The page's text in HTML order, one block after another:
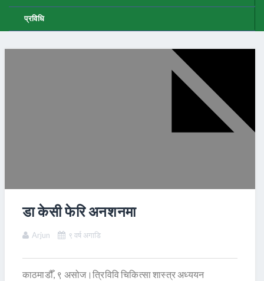
प्रविधि
डा केसी फेरि अनशनमा
Arjun ९ वर्ष अगाडि
काठमाडौँ, ९ असोज।त्रिविवि चिकित्सा शास्त्र अध्ययन